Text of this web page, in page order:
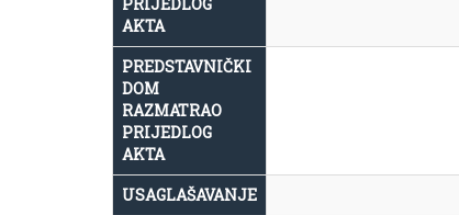
AKTA
PREDSTAVNIČKI
DOM
RAZMATRAO
PRIJEDLOG
AKTA
USAGLAŠAVANJE